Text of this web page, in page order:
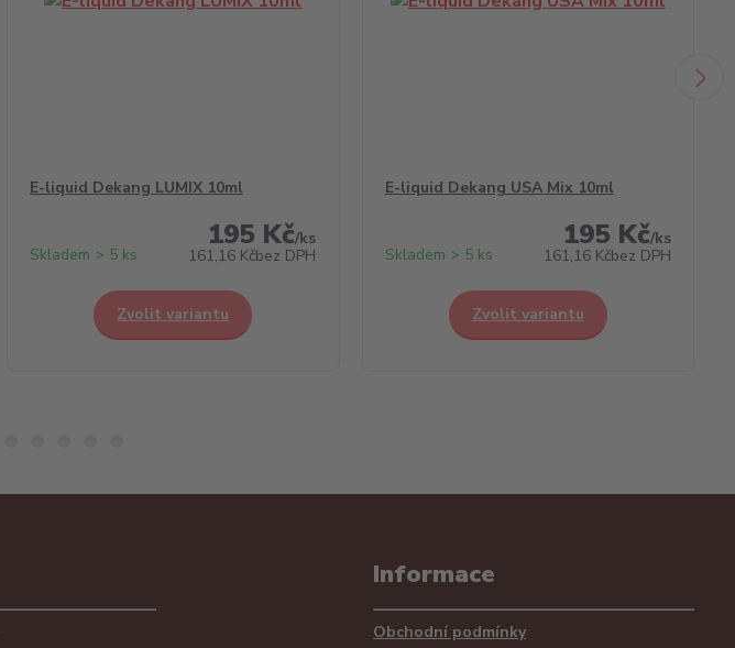
E-liquid Dekang LUMIX 10ml
195 Kč/ks
161,16 Kčbez DPH
Skladem > 5 ks
Zvolit variantu
E-liquid Dekang USA Mix 10ml
195 Kč/ks
161,16 Kčbez DPH
Skladem > 5 ks
Zvolit variantu
Informace
Obchodní podmínky